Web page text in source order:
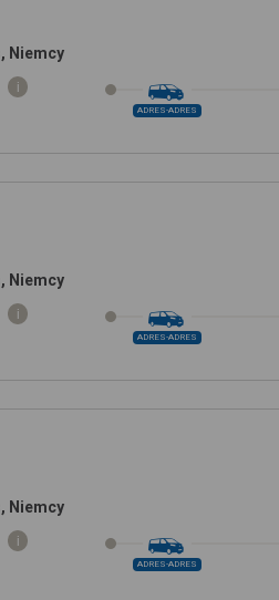
Niemcy
ADRES-ADRES
Niemcy
ADRES-ADRES
Niemcy
ADRES-ADRES